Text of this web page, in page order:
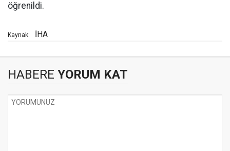
öğrenildi.
Kaynak: İHA
HABERE YORUM KAT